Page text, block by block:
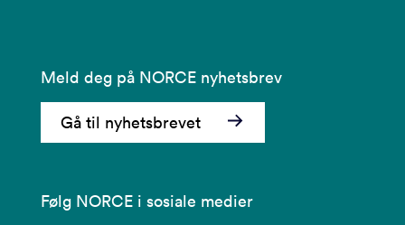
Meld deg på NORCE nyhetsbrev
Gå til nyhetsbrevet
Følg NORCE i sosiale medier